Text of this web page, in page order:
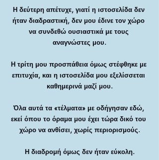
Η δεύτερη απέτυχε, γιατί η ιστοσελίδα δεν
ήταν διαδραστική, δεν μου έδινε τον χώρο
να συνδεθώ ουσιαστικά με τους
αναγνώστες μου.
Η τρίτη μου προσπάθεια όμως στέφθηκε με
επιτυχία, και η ιστοσελίδα μου εξελίσσεται
καθημερινά μαζί μου.
Όλα αυτά τα «τέλματα» με οδήγησαν εδώ,
εκεί όπου το όραμα μου έχει τώρα δικό του
χώρο να ανθίσει, χωρίς περιορισμούς.
Η διαδρομή όμως δεν ήταν εύκολη.